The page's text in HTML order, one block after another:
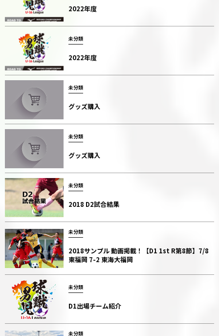
2022年度
未分類
2022年度
未分類
グッズ購入
未分類
グッズ購入
未分類
2018 D2試合結果
未分類
2018サンプル 動画掲載！【D1 1st R第8節】7/8
東福岡 7-2 東海大福岡
未分類
D1出場チーム紹介
未分類